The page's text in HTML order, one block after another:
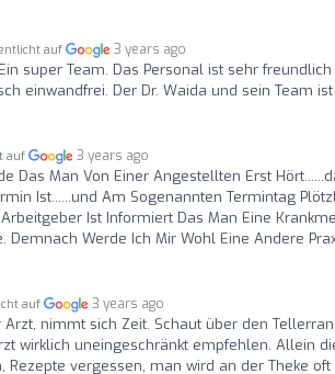
auf 3 years ago
Ein super Team. Das Personal ist sehr
einwandfrei. Der Dr. Waida und sein Team
auf 3 years ago
Das Man Von Einer Angestellten Erst
Ist......und Am Sogenannten Termintag
Ist Informiert Das Man Eine
Demnach Werde Ich Mir Wohl Eine Andere
auf 3 years ago
Arzt, nimmt sich Zeit. Schaut über den
wirklich uneingeschränkt empfehlen. Allein
Rezepte vergessen, man wird an der Theke